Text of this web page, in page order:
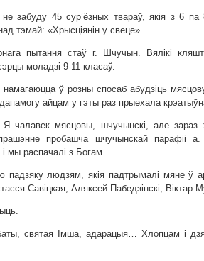
забуду 45 сур’ёзных твараў, якія з 6 па
тэмай: «Хрысціянін у свеце».
пытання стаў г. Шчучын. Вялікі
моладзі 9-11 класаў.
намагаюцца ў розны спосаб абудзіць
айцам у гэты раз прыехала
Я чалавек мясцовы, шчучынскі, але
пробашча шчучынскай парафіі а.
мы распачалі з Богам.
падзяку людзям, якія падтрымалі мяне ў
Савіцкая, Аляксей Пабедзінскі, Віктар
святая Імша, адарацыя… Хлопцам і